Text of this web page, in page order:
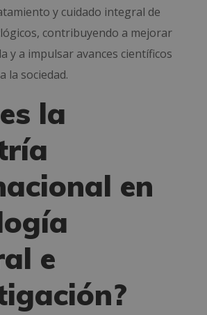
y cuidado integral de
contribuyendo a mejorar
y a impulsar avances científicos
la sociedad.
la
en
e